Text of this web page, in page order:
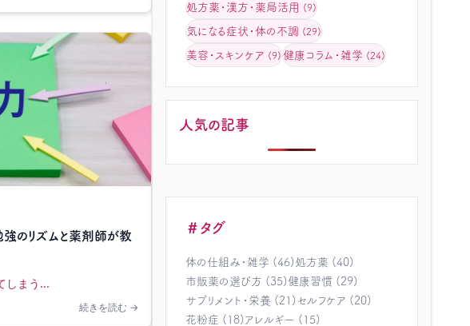
のリズムと薬剤師が教
しまう...
続きを読む →
処方薬・漢方・薬局活用 (9)
気になる症状・体の不調 (29)
美容・スキンケア (9) 健康コラム・雑学 (24)
人気の記事
＃タグ
体の仕組み・雑学 (46) 処方薬 (40)
市販薬の選び方 (35) 健康習慣 (29)
サプリメント・栄養 (21) セルフケア (20)
花粉症 (18) アレルギー (15)